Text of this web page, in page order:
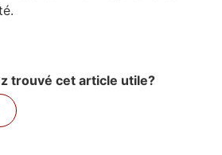
trouvé cet article utile?